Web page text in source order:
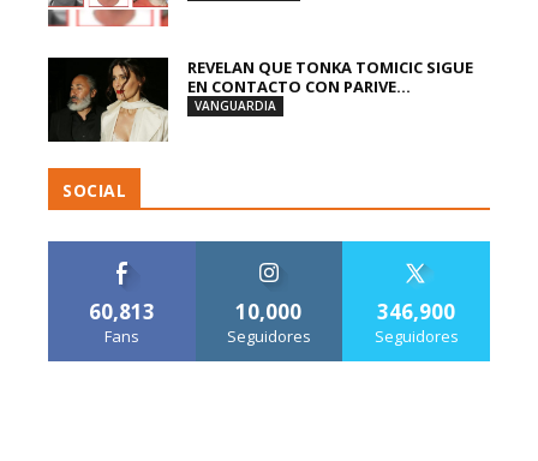
REVELAN QUE TONKA TOMICIC SIGUE
EN CONTACTO CON PARIVE...
VANGUARDIA
SOCIAL
60,813
Fans
10,000
Seguidores
346,900
Seguidores